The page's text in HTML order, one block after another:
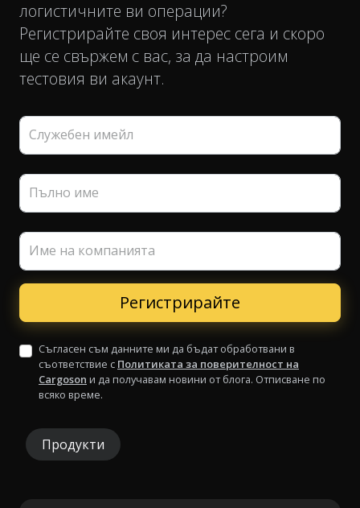
логистичните ви операции?
Регистрирайте своя интерес сега и скоро
ще се свържем с вас, за да настроим
тестовия ви акаунт.
Служебен имейл
Пълно име
Име на компанията
Съгласен съм данните ми да бъдат обработвани в
съответствие с Политиката за поверителност на
Cargoson и да получавам новини от блога. Отписване по
всяко време.
Продукти